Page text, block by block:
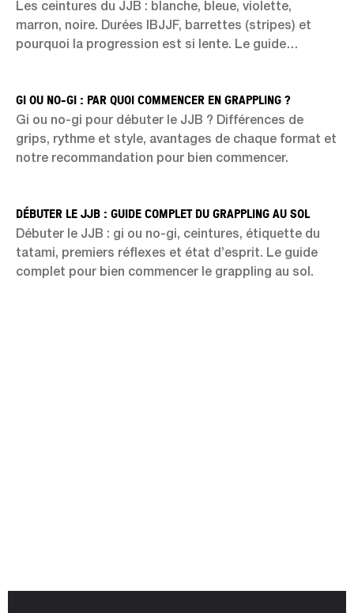
Les ceintures du JJB : blanche, bleue, violette,
marron, noire. Durées IBJJF, barrettes (stripes) et
pourquoi la progression est si lente. Le guide
GI OU NO-GI : PAR QUOI COMMENCER EN GRAPPLING ?
Gi ou no-gi pour débuter le JJB ? Différences de
grips, rythme et style, avantages de chaque format et
notre recommandation pour bien commencer.
DÉBUTER LE JJB : GUIDE COMPLET DU GRAPPLING AU SOL
Débuter le JJB : gi ou no-gi, ceintures, étiquette du
tatami, premiers réflexes et état d’esprit. Le guide
complet pour bien commencer le grappling au sol.